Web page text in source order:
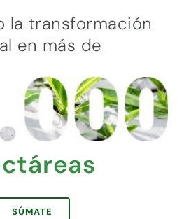
la transformación
en más de
SÚMATE